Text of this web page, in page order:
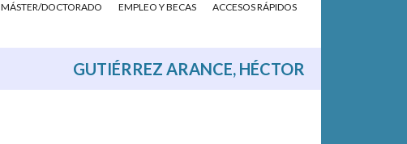
MÁSTER/DOCTORADO EMPLEO Y BECAS ACCESOS RÁPIDOS
GUTIÉRREZ ARANCE, HÉCTOR